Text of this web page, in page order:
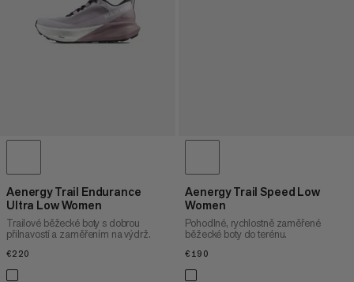
Aenergy Trail Endurance
Ultra Low Women
Trailové běžecké boty s dobrou
přilnavostí a zaměřením na výdrž.
€220
Aenergy Trail Speed Low
Women
Pohodlné, rychlostně zaměřené
běžecké boty do terénu.
€190